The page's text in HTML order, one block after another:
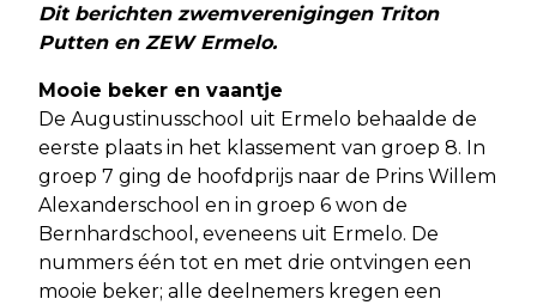
Dit berichten zwemverenigingen Triton
Putten en ZEW Ermelo.
Mooie beker en vaantje
De Augustinusschool uit Ermelo behaalde de
eerste plaats in het klassement van groep 8. In
groep 7 ging de hoofdprijs naar de Prins Willem
Alexanderschool en in groep 6 won de
Bernhardschool, eveneens uit Ermelo. De
nummers één tot en met drie ontvingen een
mooie beker; alle deelnemers kregen een